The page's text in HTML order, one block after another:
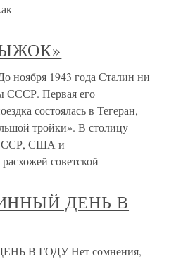
1943 года Сталин ни
СССР. Первая его
состоялась в Тегеран,
тройки». В столицу
СССР, США и
советской
ДЕНЬ В
В ГОДУ Нет сомнения,